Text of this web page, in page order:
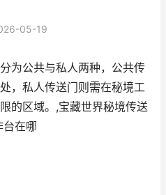
05-19
为公共与私人两种，公共传
，私人传送门则需在秘境工
的区域。,宝藏世界秘境传送
台在哪